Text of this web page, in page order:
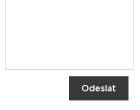
Odeslat